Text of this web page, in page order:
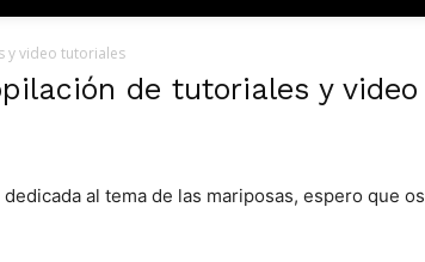
y video tutoriales
de tutoriales y video
al tema de las mariposas, espero que os